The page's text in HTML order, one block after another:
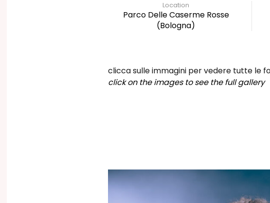
Location
Parco Delle Caserme Rosse
(Bologna)
clicca sulle immagini per vedere tutte le
click on the images to see the full gallery